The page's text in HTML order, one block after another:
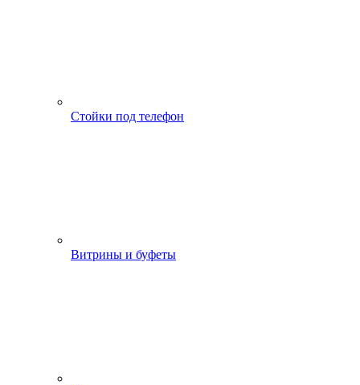
Стойки под телефон
Витрины и буфеты